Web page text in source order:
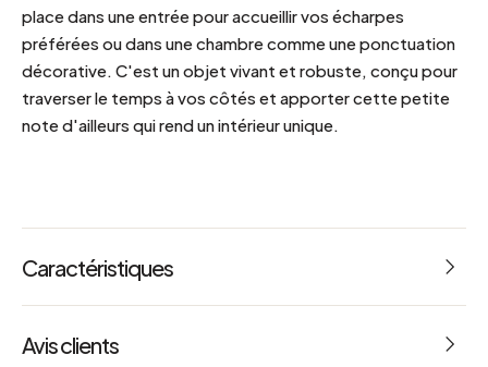
place dans une entrée pour accueillir vos écharpes
préférées ou dans une chambre comme une ponctuation
décorative. C'est un objet vivant et robuste, conçu pour
traverser le temps à vos côtés et apporter cette petite
note d'ailleurs qui rend un intérieur unique.
Caractéristiques
Dimensions : L 12 x l 12 x h 45 cm
Avis clients